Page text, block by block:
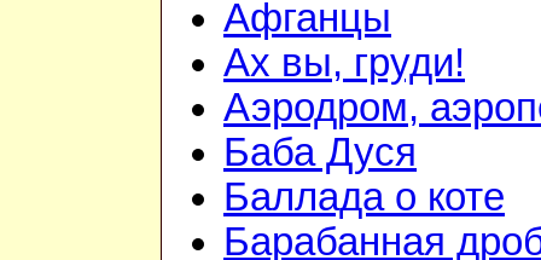
Афганцы
Ах вы, груди!
Аэродром,
Баба Дуся
Баллада о коте
Барабанная